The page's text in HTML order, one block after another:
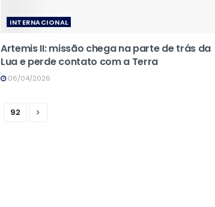
INTERNACIONAL
Artemis II: missão chega na parte de trás da
Lua e perde contato com a Terra
06/04/2026
92